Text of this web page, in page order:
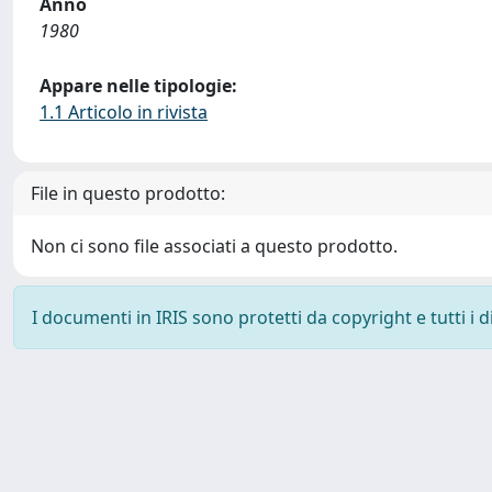
1980
Appare nelle tipologie:
1.1 Articolo in rivista
File in questo prodotto:
Non ci sono file associati a questo prodotto.
I documenti in IRIS sono protetti da copyright e tutti i